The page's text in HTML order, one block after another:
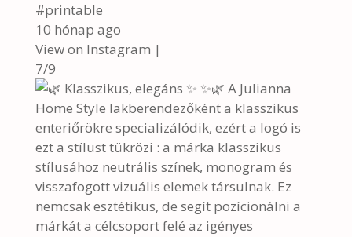
#printable
10 hónap ago
View on Instagram |
7/9